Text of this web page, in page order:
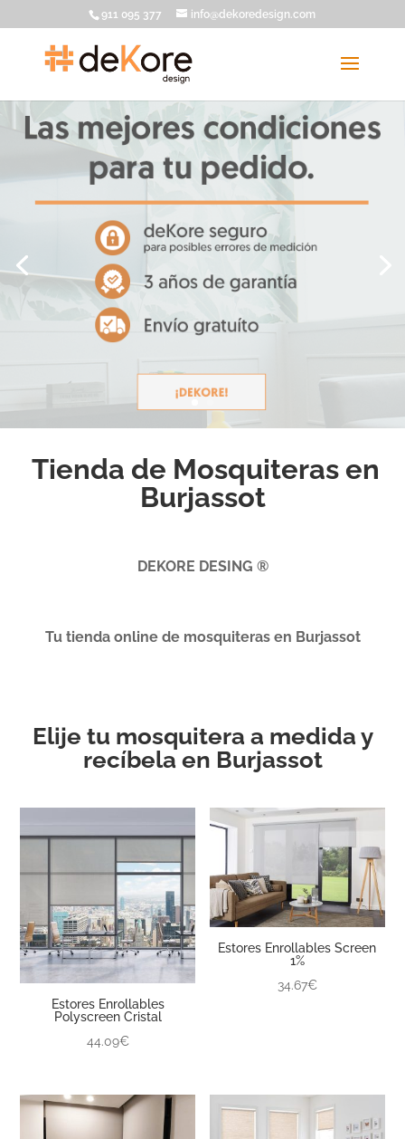
911 095 377 info@dekoredesign.com
Tienda de Mosquiteras en
Burjassot
DEKORE DESING ®
Tu tienda online de mosquiteras en Burjassot
Elije tu mosquitera a medida y
recíbela en Burjassot
Estores Enrollables
Polyscreen Cristal
44.09€
Estores Enrollables Screen
1%
34.67€